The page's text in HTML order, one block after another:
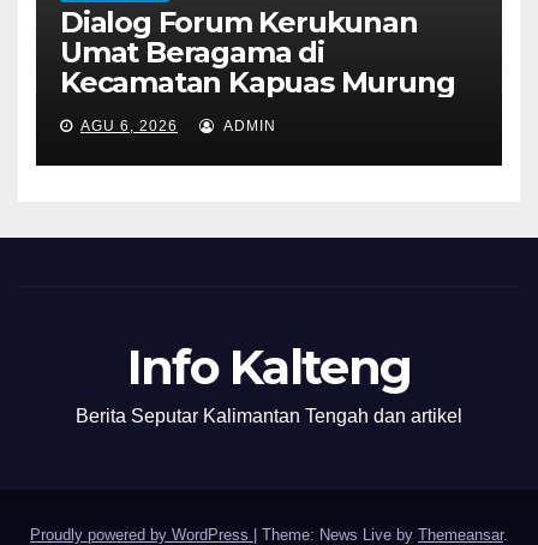
Dialog Forum Kerukunan
Umat Beragama di
Kecamatan Kapuas Murung
AGU 6, 2026 ADMIN
Info Kalteng
Berita Seputar Kalimantan Tengah dan artikel
Proudly powered by WordPress Theme: News Live by Themeansar.